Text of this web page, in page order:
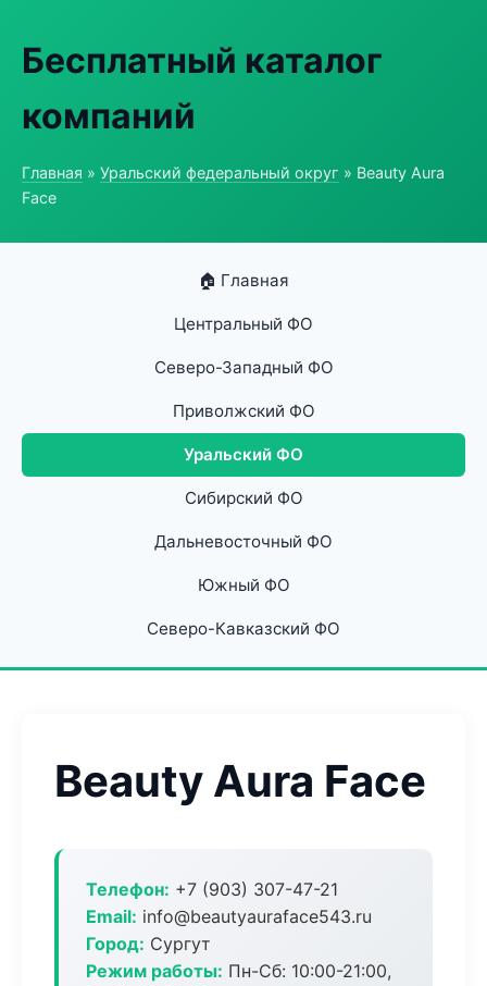
Бесплатный каталог
компаний
Главная » Уральский федеральный округ » Beauty Aura
Face
🏠 Главная
Центральный ФО
Северо-Западный ФО
Приволжский ФО
Уральский ФО
Сибирский ФО
Дальневосточный ФО
Южный ФО
Северо-Кавказский ФО
Beauty Aura Face
Телефон: +7 (903) 307-47-21
Email: info@beautyauraface543.ru
Город: Сургут
Режим работы: Пн-Сб: 10:00-21:00,